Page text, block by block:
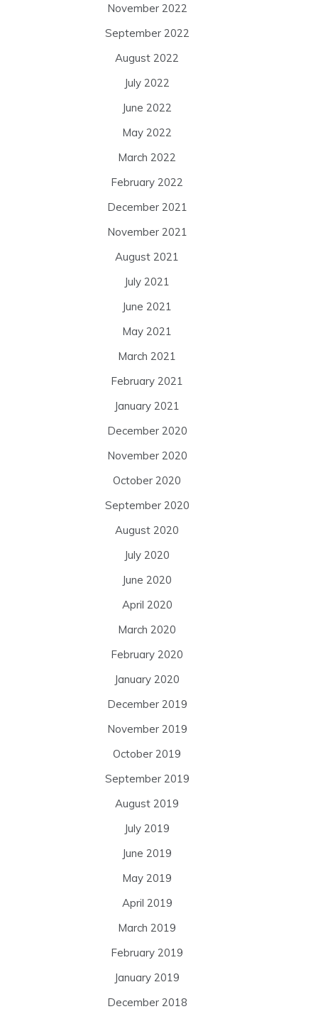
November 2022
September 2022
August 2022
July 2022
June 2022
May 2022
March 2022
February 2022
December 2021
November 2021
August 2021
July 2021
June 2021
May 2021
March 2021
February 2021
January 2021
December 2020
November 2020
October 2020
September 2020
August 2020
July 2020
June 2020
April 2020
March 2020
February 2020
January 2020
December 2019
November 2019
October 2019
September 2019
August 2019
July 2019
June 2019
May 2019
April 2019
March 2019
February 2019
January 2019
December 2018